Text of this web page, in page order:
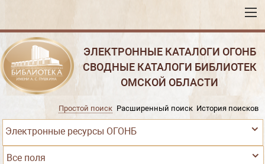
ЭЛЕКТРОННЫЕ КАТАЛОГИ ОГОНБ
СВОДНЫЕ КАТАЛОГИ БИБЛИОТЕК
ОМСКОЙ ОБЛАСТИ
Электронные ресурсы ОГОНБ
Простой поиск Расширенный поиск История поисков
Все поля